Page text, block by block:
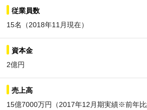
従業員数
15名（2018年11月現在）
資本金
2億円
売上高
15億7000万円（2017年12月期実績※前年